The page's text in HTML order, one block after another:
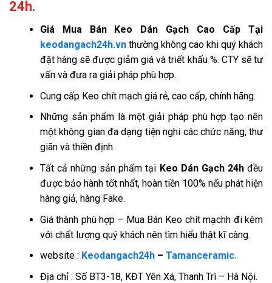
24h.
GiáMua Bán Keo Dán Gạch Cao Cấp Tại
keodangach24h.vn thường không cao khi quý khách
đặt hàng sẽ được giảm giá và triết khấu %. CTY sẽ tư
vấn và đưa ra giải pháp phù hợp.
Cung cấp Keo chít mạch giá rẻ, cao cấp, chính hãng.
Những sản phẩm là một giải pháp phù hợp tạo nên
một không gian đa dạng tiện nghi các chức năng, thư
giãn và thiền định.
Tất cả những sản phẩm tại Keo Dán Gạch 24hđều
được bảo hành tốt nhất, hoàn tiền 100% nếu phát hiện
hàng giả, hàng Fake.
Giá thành phù hợp – Mua Bán Keo chít mạchh đi kèm
với chất lượng quý khách nên tìm hiểu thật kĩ càng.
website : Keodangach24h– Tamanceramic.
Địa chỉ : Số BT3-18, KĐT Yên Xá, Thanh Trì – Hà Nội.